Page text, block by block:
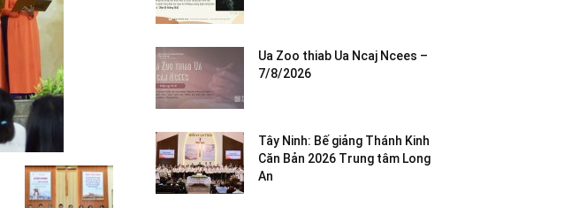
Ua Zoo thiab Ua Ncaj Ncees –
7/8/2026
Tây Ninh: Bế giảng Thánh Kinh
Căn Bản 2026 Trung tâm Long
An